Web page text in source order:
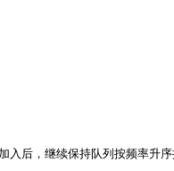
入后，继续保持队列按频率升